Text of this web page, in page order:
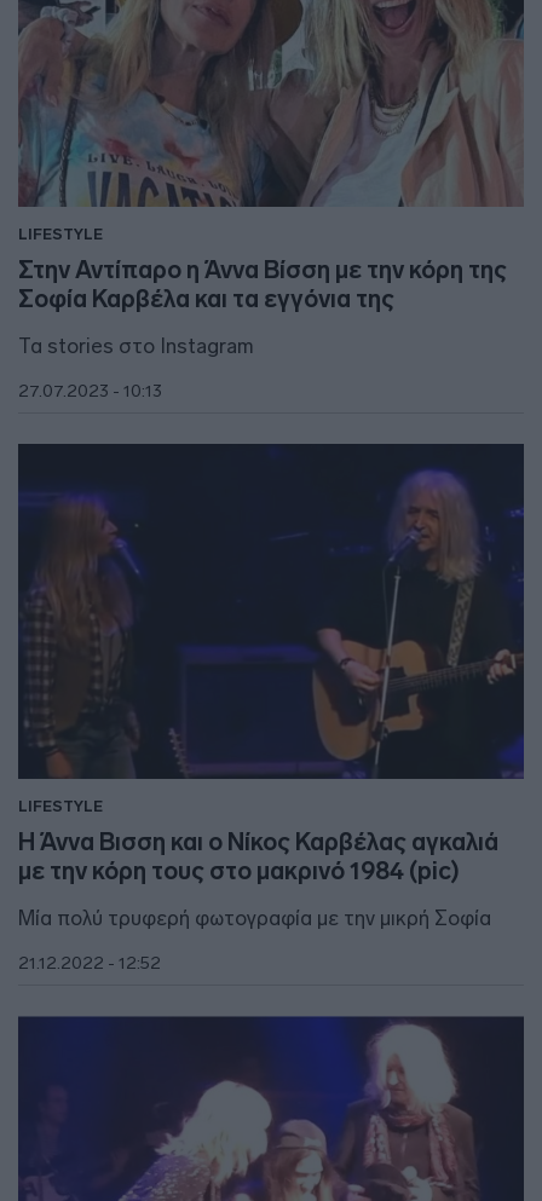
LIFESTYLE
Στην Αντίπαρο η Άννα Βίσση με την κόρη της
Σοφία Καρβέλα και τα εγγόνια της
Τα stories στο Instagram
27.07.2023 - 10:13
LIFESTYLE
Η Άννα Βισση και ο Νίκος Καρβέλας αγκαλιά
με την κόρη τους στο μακρινό 1984 (pic)
Μία πολύ τρυφερή φωτογραφία με την μικρή Σοφία
21.12.2022 - 12:52